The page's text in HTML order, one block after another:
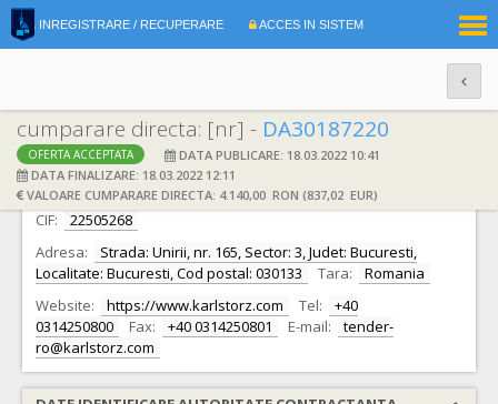
INREGISTRARE / RECUPERARE ACCES IN SISTEM
cumparare directa: [nr] - DA30187220
OFERTA ACCEPTATA
DATA PUBLICARE: 18.03.2022 10:41
DATA FINALIZARE: 18.03.2022 12:11
VALOARE CUMPARARE DIRECTA: 4.140,00 RON (837,02 EUR)
DATE IDENTIFICARE OFERTANT
Ofertant: S.C. KARL STORZ ENDOSCOPIA ROMANIA S.R.L.
CIF:
22505268
Adresa:
Strada: Unirii, nr. 165, Sector: 3, Judet: Bucuresti,
Localitate: Bucuresti, Cod postal: 030133
Tara:
Romania
Website:
https://www.karlstorz.com Tel:
+40
0314250800
Fax: +40 0314250801 E-mail:
tender-
ro@karlstorz.com